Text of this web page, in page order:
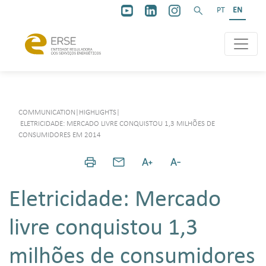
PT EN
COMMUNICATION HIGHLIGHTS
ELETRICIDADE: MERCADO LIVRE CONQUISTOU 1,3 MILHÕES DE
CONSUMIDORES EM 2014
Eletricidade: Mercado
livre conquistou 1,3
milhões de consumidores